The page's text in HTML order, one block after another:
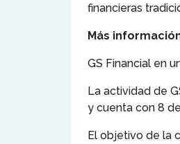
financieras
Más
GS Financial en
La actividad de
y cuenta con 8
El objetivo de la